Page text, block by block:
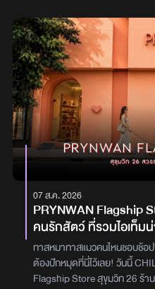
มันจึ้งมาก! กลิ่นหอมของมันฝรั่
ใครจะทนไหว~ เลยต้องขอแวะ
ทอดราดเกรวี่สไตล์ควิเบค กัด
ทอดจนท้องร้องอีกรอบ แอดเลย
ปลาในตอกเล็กๆ ที่บอกเลยว่าลู
เจ้าของร้านยังบอกเองว่า “ลูกชิ้นปลาพี่...เต้
ขอแวะซื้อขนมไปฝากที่บ้านกันห
โดว์เบเกิลเจ้าดังในทรงวาดที่ใ
Sourdough Bagel กับ Double
ไฮไลต์ของทริปวันนี้กับ “บ้านริม
โมเดิร์นแต่ยังอบอุ่นเหมือนเดิม
สบายๆ มีทั้งอาหาร เครื่องดื่ม แ
พระอาทิตย์ตกก็คือโรแมนติกไม่
เดินทางไป "ทรงวาด" ด้วยรถไ
ต่อตาม map 10-15 นาที หรือ
รถยนต์ส่วนตัวมีบริการที่จอด ล
โดย : พิชชาภรร์ ผาสุขดี
บันเทิงแบบจัดเต็ม เริ่มต้นกันที่โซน Pride Societ บริเวณ EM
MARKET ที่รวมร้านอาหารจา
เป็นสายกินรับรองต้องถูกใจ เพรา
อร่อยชวนลิ้มลอง เรียกว่ายังไม่ทันเดินทั่ว
Sphere Gallery แหล่งรวมสิน
ลล์สุดๆ เพราะมีทั้งดนตรีสดแล
กับบรรยากาศการช้อปปิ้งได้แบบไม่มีเบื่อ และอีกหนึ่งไฮไ
คือโซน Em Wonder กับกิจก
ฮอตมาเรียกเสียงกรี๊ดแบบจัดเ
งานส่งท้ายเดือนแห่งความภาคภูมิใจอย่างแท้
เปิดประสบการณ์ใหม่ ๆ กับกิจ
ลืมติดตามกันด้วยน้า~เขียนโด
สาริศา ปริมาณ
07 ส.ค. 2026
PRYNWAN Flagship
คนรักสัตว์ ที่รวมไอเท็ม
แมวไว้เพียบ!
ทาสหมาทาสแมวคนไหนชอบช้อ
ต้องปักหมุดที่นี่ไว้เลย! วันนี้
Flagship Store สุขุมวิท 26 ร้